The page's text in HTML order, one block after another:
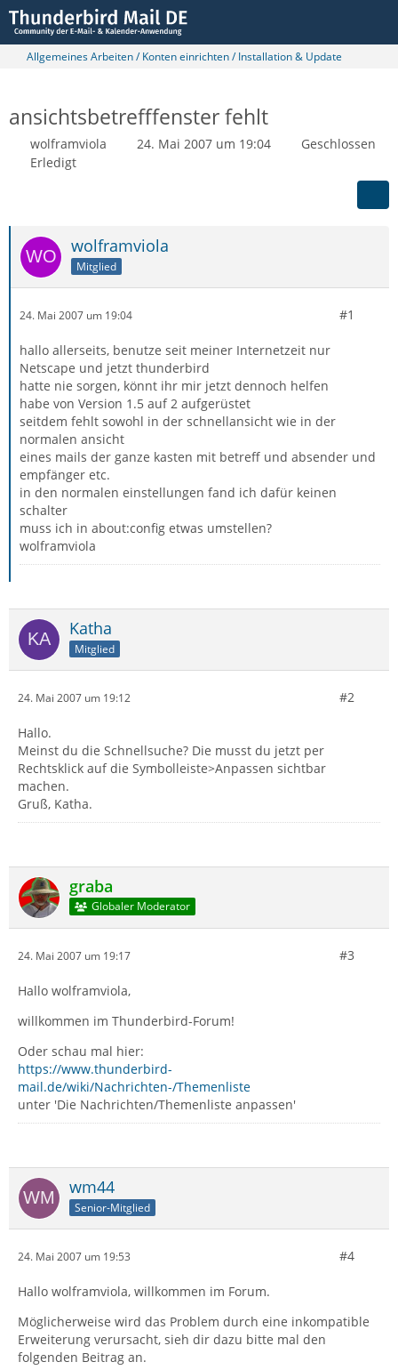
Allgemeines Arbeiten / Konten einrichten / Installation & Update
ansichtsbetrefffenster fehlt
wolframviola 24. Mai 2007 um 19:04
Geschlossen
Erledigt
wolframviola
Mitglied
24. Mai 2007 um 19:04 #1
hallo allerseits, benutze seit meiner Internetzeit nur
Netscape und jetzt thunderbird
hatte nie sorgen, könnt ihr mir jetzt dennoch helfen
habe von Version 1.5 auf 2 aufgerüstet
seitdem fehlt sowohl in der schnellansicht wie in der
normalen ansicht
eines mails der ganze kasten mit betreff und absender und
empfänger etc.
in den normalen einstellungen fand ich dafür keinen
schalter
muss ich in about:config etwas umstellen?
wolframviola
Katha
Mitglied
24. Mai 2007 um 19:12 #2
Hallo.
Meinst du die Schnellsuche? Die musst du jetzt per
Rechtsklick auf die Symbolleiste>Anpassen sichtbar
machen.
Gruß, Katha.
graba
Globaler Moderator
24. Mai 2007 um 19:17 #3
Hallo wolframviola,
willkommen im Thunderbird-Forum!
Oder schau mal hier:
https://www.thunderbird-
mail.de/wiki/Nachrichten-/Themenliste
unter 'Die Nachrichten/Themenliste anpassen'
wm44
Senior-Mitglied
24. Mai 2007 um 19:53 #4
Hallo wolframviola, willkommen im Forum.
Möglicherweise wird das Problem durch eine inkompatible
Erweiterung verursacht, sieh dir dazu bitte mal den
folgenden Beitrag an.